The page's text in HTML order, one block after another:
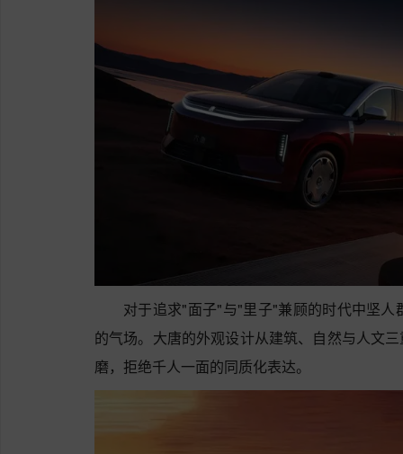
对于追求"面子"与"里子"兼顾的时代中坚
的气场。大唐的外观设计从建筑、自然与人文
磨，拒绝千人一面的同质化表达。